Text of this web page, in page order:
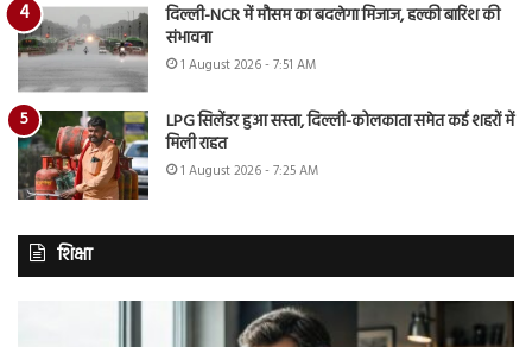
दिल्ली-NCR में मौसम का बदलेगा मिजाज, हल्की बारिश की
संभावना
1 August 2026 - 7:51 AM
LPG सिलेंडर हुआ सस्ता, दिल्ली-कोलकाता समेत कई शहरों में
मिली राहत
1 August 2026 - 7:25 AM
शिक्षा